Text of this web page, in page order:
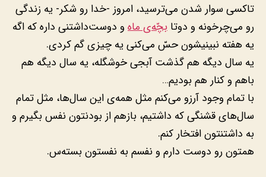
تاکسی سوار شدن می‌ترسید، امروز -خدا رو شکر- یه زندگی
رو می‌چرخونه و دوتا بچّه‌ی ماه و دوست‌داشتنی داره که اگه
یه هفته نبینیشون حسّ می‌کنی یه چیزی گم کردی.
یه سال دیگه هم گذشت آبجی خوشگله، یه سال دیگه هم
باهم و کنار هم بودیم…
با تمام وجود آرزو می‌کنم مثل همه‌ی این سال‌ها، مثل تمام
سال‌های قشنگی که داشتیم، بازهم از بودنتون نفس بگیرم و
به داشتنتون افتخار کنم.
همتون رو دوست دارم و نفسم به نفستون بسته‌س.